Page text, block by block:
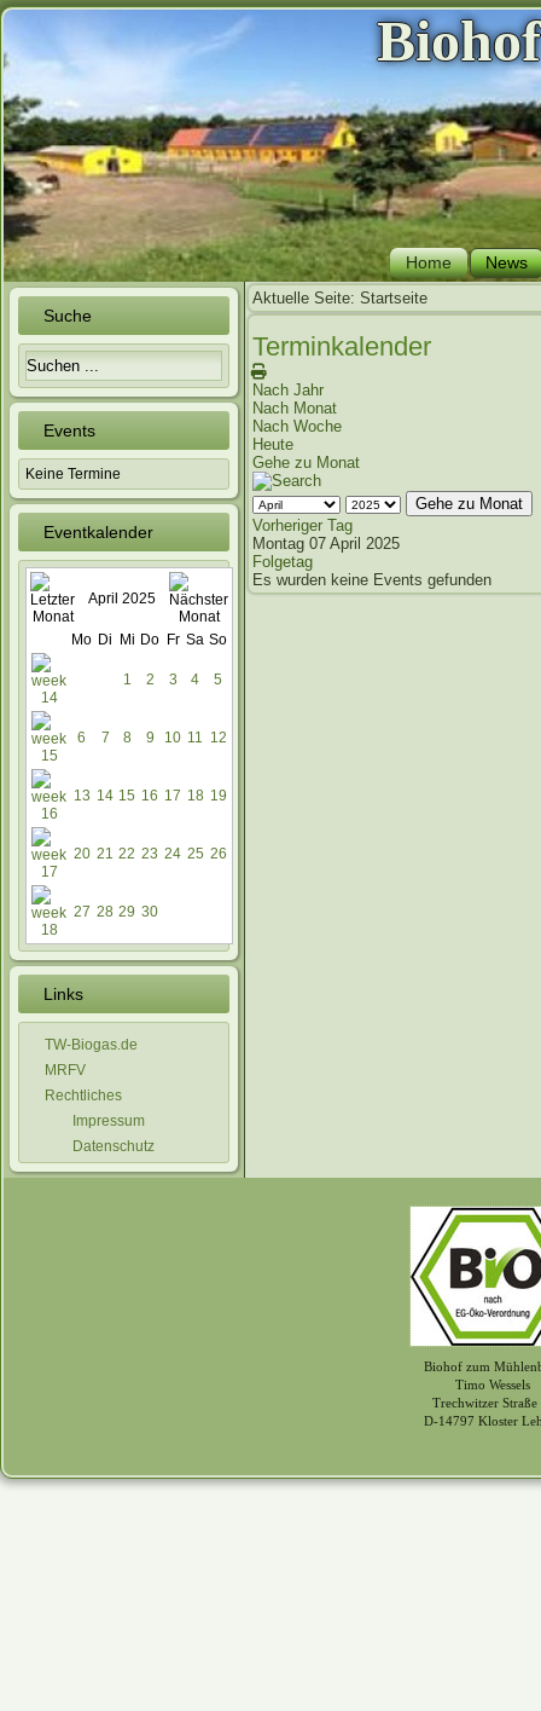
Home News
Suche
Events
Keine Termine
Eventkalender
April 2025
Mo Di Mi Do Fr Sa So
1 2 3 4 5
6 7 8 9 10 11 12
13 14 15 16 17 18 19
20 21 22 23 24 25 26
27 28 29 30
Links
TW-Biogas.de
MRFV
Rechtliches
Impressum
Datenschutz
Aktuelle Seite: Startseite
Terminkalender
Nach Jahr
Nach Monat
Nach Woche
Heute
Gehe zu Monat
Gehe zu Monat
Vorheriger Tag
Montag 07 April 2025
Folgetag
Es wurden keine Events gefunden
Biohof zum
Timo Wessels
Trechwitzer Straße
D-14797 Kloster